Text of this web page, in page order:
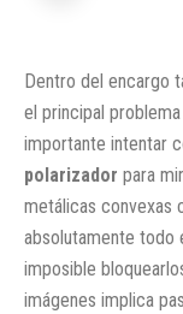
Dentro del encargo
el principal
importante intentar
polarizador para
metálicas convexas
absolutamente todo
imposible
imágenes implica